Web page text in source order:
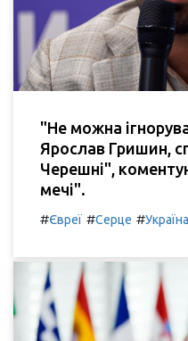
"Не можна
Ярослав Гришин,
Черешні",
мечі".
#Євреї #Серце #Україна